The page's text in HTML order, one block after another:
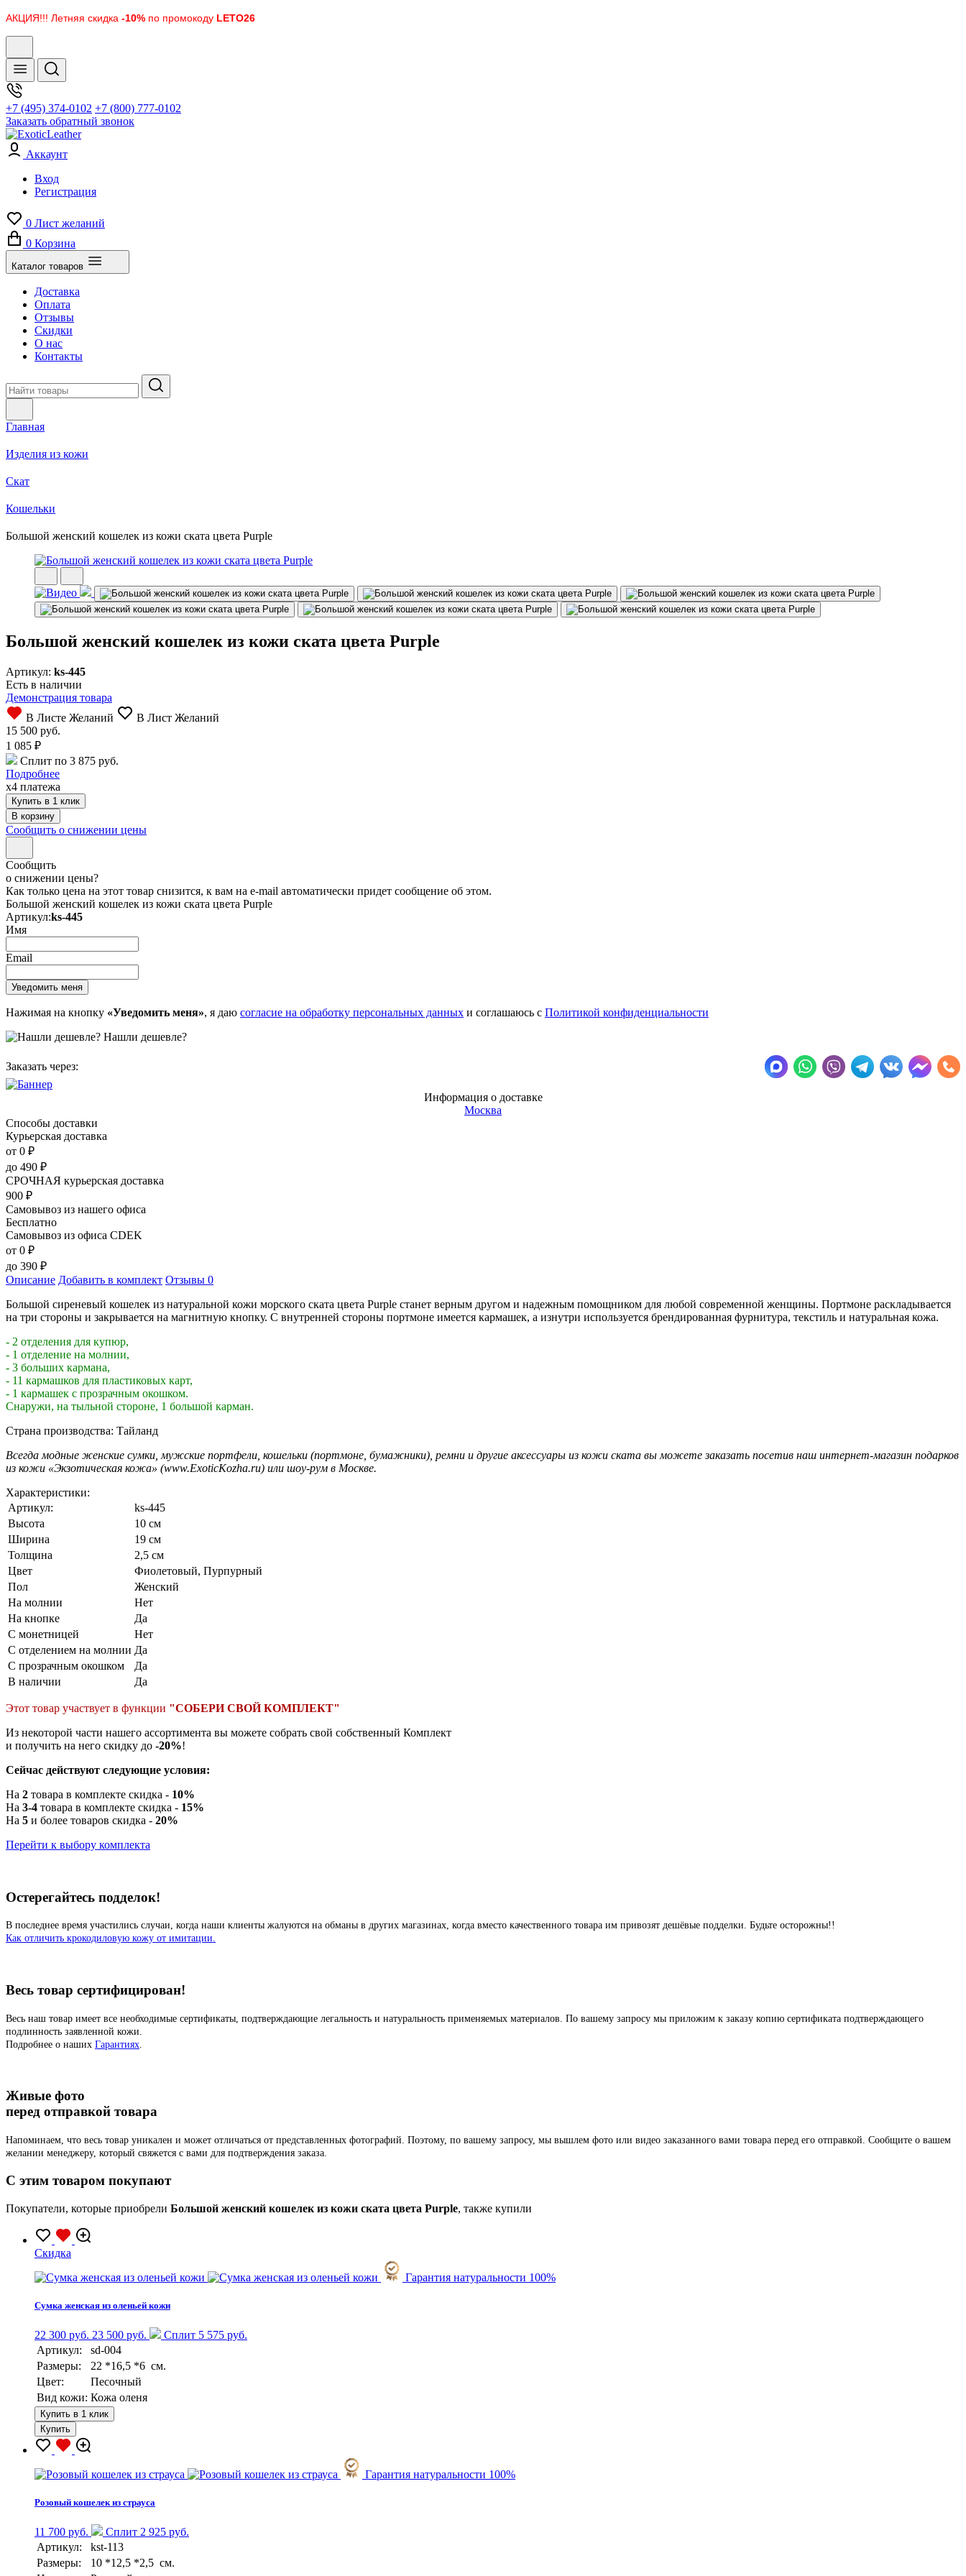
АКЦИЯ!!! Летняя скидка -10% по промокоду LETO26
+7 (495) 374-0102 +7 (800) 777-0102
Заказать обратный звонок
Аккаунт
Вход
Регистрация
0 Лист желаний
0 Корзина
Каталог товаров
Доставка
Оплата
Отзывы
Скидки
О нас
Контакты
Главная
Изделия из кожи
Скат
Кошельки
Большой женский кошелек из кожи ската цвета Purple
Большой женский кошелек из кожи ската цвета Purple
Артикул: ks-445
Есть в наличии
Демонстрация товара
В Листе Желаний
В Лист Желаний
15 500 руб.
1 085 ₽
Сплит по 3 875 руб.
Подробнее
x4 платежа
Купить в 1 клик
Сообщить о снижении цены
Сообщить
о снижении цены?
Как только цена на этот товар снизится, к вам на e-mail автоматически придет сообщение об этом.
Большой женский кошелек из кожи ската цвета Purple
Артикул:ks-445
Имя
Email
Нажимая на кнопку «Уведомить меня», я даю согласие на обработку персональных данных и соглашаюсь с Политикой конфиденциальности
Нашли дешевле?
Заказать через:
Информация о доставке
Москва
Способы доставки
Курьерская доставка
от 0 ₽
до 490 ₽
СРОЧНАЯ курьерская доставка
900 ₽
Самовывоз из нашего офиса
Бесплатно
Самовывоз из офиса CDEK
от 0 ₽
до 390 ₽
Описание Добавить в комплект Отзывы 0
Большой сиреневый кошелек из натуральной кожи морского ската цвета Purple станет верным другом и надежным помощником для любой современной женщины. Портмоне раскладывается
на три стороны и закрывается на магнитную кнопку. С внутренней стороны портмоне имеется кармашек, а изнутри используется брендированная фурнитура, текстиль и натуральная кожа.
- 2 отделения для купюр,
- 1 отделение на молнии,
- 3 больших кармана,
- 11 кармашков для пластиковых карт,
- 1 кармашек с прозрачным окошком.
Снаружи, на тыльной стороне, 1 большой карман.
Страна производства: Тайланд
Всегда модные женские сумки, мужские портфели, кошельки (портмоне, бумажники), ремни и другие аксессуары из кожи ската вы можете заказать посетив наш интернет-магазин подарков
из кожи «Экзотическая кожа» (www.ExoticKozha.ru) или шоу-рум в Москве.
Характеристики:
Артикул:
ks-445
Высота
10 см
Ширина
19 см
Толщина
2,5 см
Цвет
Фиолетовый, Пурпурный
Пол
Женский
На молнии
Нет
На кнопке
Да
С монетницей
Нет
С отделением на молнии Да
С прозрачным окошком
Да
В наличии
Да
Этот товар участвует в функции "СОБЕРИ СВОЙ КОМПЛЕКТ"
Из некоторой части нашего ассортимента вы можете собрать свой собственный Комплект
и получить на него скидку до -20%!
Сейчас действуют следующие условия:
На 2 товара в комплекте скидка - 10%
На 3-4 товара в комплекте скидка - 15%
На 5 и более товаров скидка - 20%
Перейти к выбору комплекта
Остерегайтесь подделок!
В последнее время участились случаи, когда наши клиенты жалуются на обманы в других магазинах, когда вместо качественного товара им привозят дешёвые подделки. Будьте осторожны!!
Как отличить крокодиловую кожу от имитации.
Весь товар сертифицирован!
Весь наш товар имеет все необходимые сертификаты, подтверждающие легальность и натуральность применяемых материалов. По вашему запросу мы приложим к заказу копию сертификата подтверждающего
подлинность заявленной кожи.
Подробнее о наших Гарантиях
Живые фото
перед отправкой товара
Напоминаем, что весь товар уникален и может отличаться от представленных фотографий. Поэтому, по вашему запросу, мы вышлем фото или видео заказанного вами товара перед его отправкой. Сообщите о вашем
желании менеджеру, который свяжется с вами для подтверждения заказа.
C этим товаром покупают
Покупатели, которые приобрели Большой женский кошелек из кожи ската цвета Purple, также купили
Скидка
Гарантия натуральности 100%
Сумка женская из оленьей кожи
22 300 руб. 23 500 руб.
Сплит 5 575 руб.
Артикул:
sd-004
Размеры:
22 *16,5 *6 см.
Цвет:
Песочный
Вид кожи: Кожа оленя
Купить в 1 клик
Купить
Гарантия натуральности 100%
Розовый кошелек из страуса
11 700 руб.
Сплит 2 925 руб.
Артикул:
kst-113
Размеры:
10 *12,5 *2,5 см.